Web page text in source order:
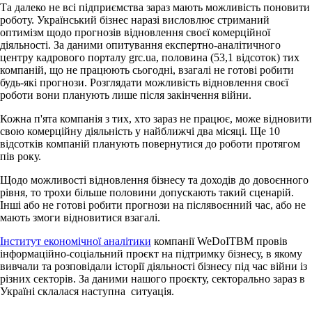
Та далеко не всі підприємства зараз мають можливість поновити
роботу. Український бізнес наразі висловлює стриманий
оптимізм щодо прогнозів відновлення своєї комерційної
діяльності. За даними опитування експертно-аналітичного
центру кадрового порталу grc.ua, половина (53,1 відсоток) тих
компаній, що не працюють сьогодні, взагалі не готові робити
будь-які прогнози. Розглядати можливість відновлення своєї
роботи вони планують лише після закінчення війни.
Кожна п'ята компанія з тих, хто зараз не працює, може відновити
свою комерційну діяльність у найближчі два місяці. Ще 10
відсотків компаній планують повернутися до роботи протягом
пів року.
Щодо можливості відновлення бізнесу та доходів до довоєнного
рівня, то трохи більше половини допускають такий сценарій.
Інші або не готові робити прогнози на післявоєнний час, або не
мають змоги відновитися взагалі.
Інститут економічної аналітики компанії WeDoITBM провів
інформаційно-соціальний проєкт на підтримку бізнесу, в якому
вивчали та розповідали історії діяльності бізнесу під час війни із
різних секторів. За даними нашого проєкту, секторально зараз в
Україні склалася наступна ситуація.